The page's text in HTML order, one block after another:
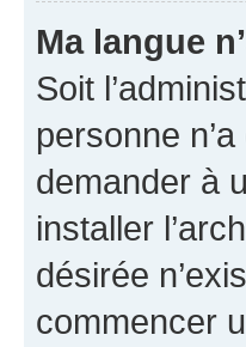
Ma langue
Soit
personne
demander à
installer
désirée
commencer